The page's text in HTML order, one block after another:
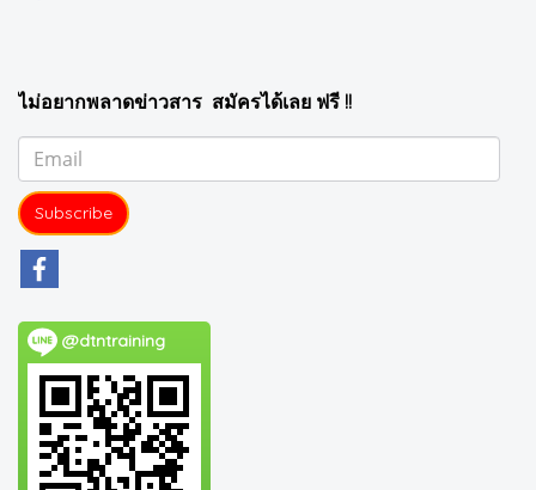
ไม่อยากพลาดข่าวสาร สมัครได้เลย ฟรี !!
Subscribe
@dtntraining